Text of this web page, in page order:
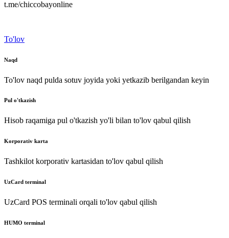
t.me/chiccobayonline
To'lov
Naqd
To'lov naqd pulda sotuv joyida yoki yetkazib berilgandan keyin
Pul o'tkazish
Hisob raqamiga pul o'tkazish yo'li bilan to'lov qabul qilish
Korporativ karta
Tashkilot korporativ kartasidan to'lov qabul qilish
UzCard terminal
UzCard POS terminali orqali to'lov qabul qilish
HUMO terminal